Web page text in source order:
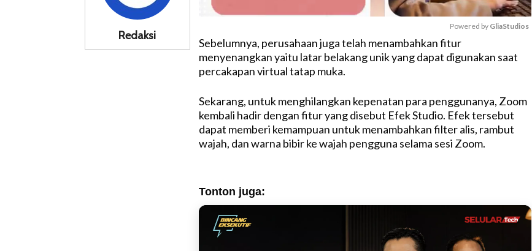
Redaksi
M
e
Powered by GliaStudios
Sebelumnya, perusahaan juga telah menambahkan fitur
menyenangkan yaitu latar belakang unik yang dapat digunakan saat
percakapan virtual tatap muka.
Sekarang, untuk menghilangkan kepenatan para penggunanya, Zoom
kembali hadir dengan fitur yang disebut Efek Studio. Efek tersebut
dapat memberi kemampuan untuk menambahkan filter alis, rambut
wajah, dan warna bibir ke wajah pengguna selama sesi Zoom.
Tonton juga: